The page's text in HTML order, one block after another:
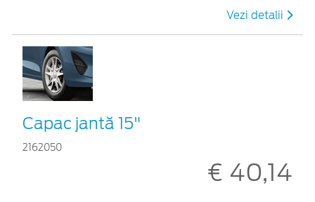
Vezi detalii
Capac jantă 15"
2162050
€ 40,14